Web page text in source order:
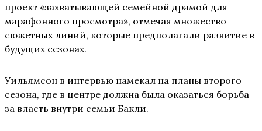
проект «захватывающей семейной драмой для
марафонного просмотра», отмечая множество
сюжетных линий, которые предполагали развитие в
будущих сезонах.
Уильямсон в интервью намекал на планы второго
сезона, где в центре должна была оказаться борьба
за власть внутри семьи Бакли.